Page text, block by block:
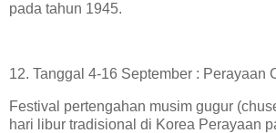
pada tahun 1945.
12. Tanggal 4-16 September : Perayaan
Festival pertengahan musim gugur
hari libur tradisional di Korea Perayaan